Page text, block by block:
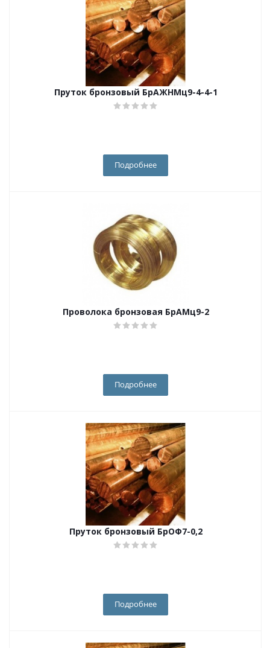
Пруток бронзовый БрАЖНМц9-4-4-1
Подробнее
Проволока бронзовая БрАМц9-2
Подробнее
Пруток бронзовый БрОФ7-0,2
Подробнее